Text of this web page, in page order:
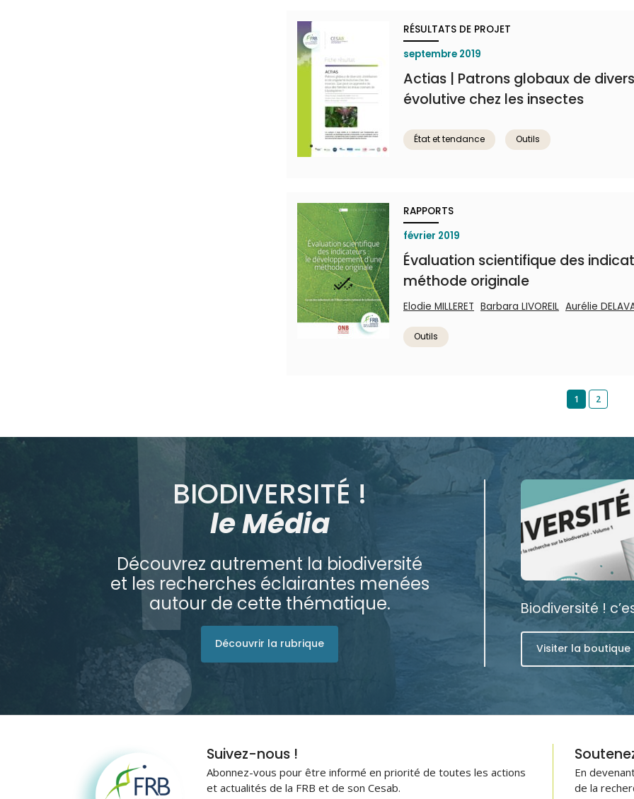
RÉSULTATS DE PROJET
septembre 2019
Actias | Patrons globaux de
évolutive chez les insectes
État et tendance Outils
RAPPORTS
février 2019
Évaluation scientifique des
méthode originale
Elodie MILLERET Barbara LIVOREIL Aurélie
Outils
1 2
BIODIVERSITÉ !
le Média
Découvrez autrement la biodiversité
et les recherches éclairantes menées
autour de cette thématique.
Découvrir la rubrique
Biodiversité !
Visiter la boutique
Fondation pour la
recherche sur la
biodiversité
Suivez-nous !
Abonnez-vous pour être informé en priorité de toutes les actions
et actualités de la FRB et de son Cesab.
En
de la